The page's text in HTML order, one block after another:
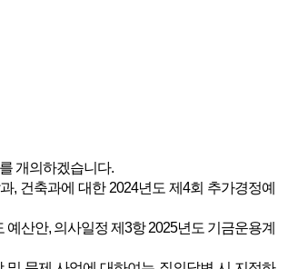
개의하겠습니다.
, 건축과에 대한 2024년도 제4회 추가경정예
산안, 의사일정 제3항 2025년도 기금운용계